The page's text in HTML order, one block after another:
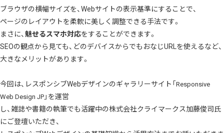
ブラウザの横幅サイズを、Webサイトの表示基準にすることで、
ページのレイアウトを柔軟に美しく調整できる手法です。
まさに、 魅せるスマホ対応をすることができます。
SEOの観点から見ても、どのデバイスからでもおなじURLを使えるなど、
大きなメリットがあります。
今回は、レスポンシブWebデザインのギャラリーサイト「 Responsive
Web Design JP 」を運営
し、雑誌や書籍の執筆でも活躍中の株式会社クライマークス加藤俊司氏
にご登壇いただき、